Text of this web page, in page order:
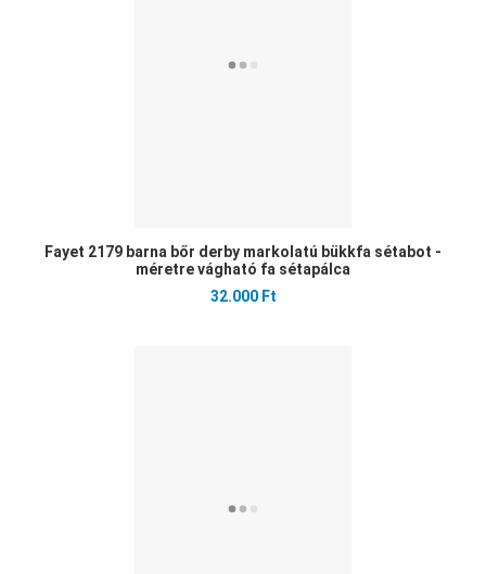
Fayet 2179 barna bőr derby markolatú bükkfa sétabot -
méretre vágható fa sétapálca
32.000 Ft